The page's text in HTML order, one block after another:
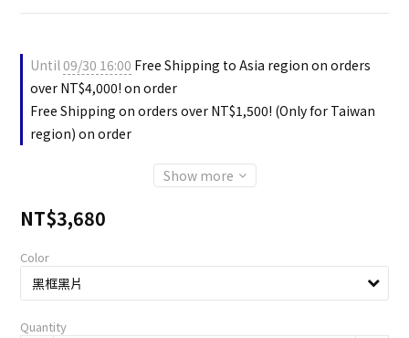
Until09/30 16:00 Free Shipping to Asia region on orders
over NT$4,000! on order
Free Shipping on orders over NT$1,500! (Only for Taiwan
region) on order
Show more
NT$3,680
Color
Quantity